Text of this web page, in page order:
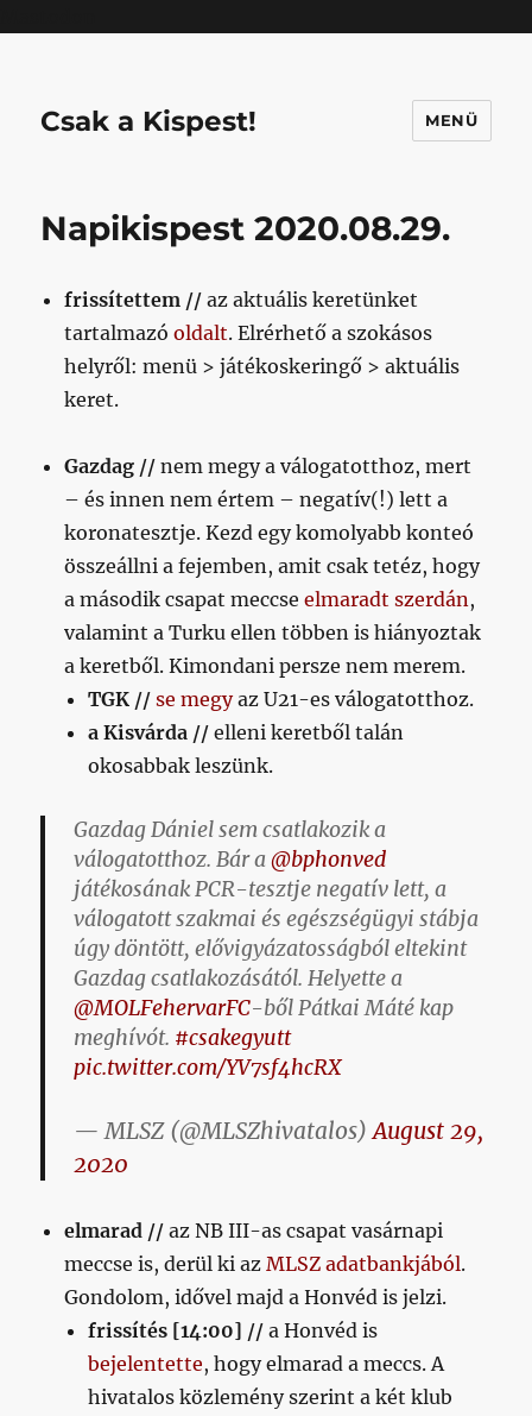
Csak a Kispest! MENÜ
Napikispest 2020.08.29.
frissítettem // az aktuális keretünket
tartalmazóoldalt. Elrérhető a szokásos
helyről: menü > játékoskeringő > aktuális
keret.
Gazdag //nem megy a válogatotthoz, mert
– és innen nem értem – negatív(!) lett a
koronatesztje. Kezd egy komolyabb konteó
összeállni a fejemben, amit csak tetéz, hogy
a második csapat meccseelmaradt szerdán,
valamint a Turku ellen többen is hiányoztak
a keretből. Kimondani persze nem merem.
TGK // se megyaz U21-es válogatotthoz.
a Kisvárda // elleni keretből talán
okosabbak leszünk.
Gazdag Dániel sem csatlakozik a
válogatotthoz. Bár a@bphonved
játékosának PCR-tesztje negatív lett, a
válogatott szakmai és egészségügyi stábja
úgy döntött, elővigyázatosságból eltekint
Gazdag csatlakozásától. Helyette a
@MOLFehervarFC-ből Pátkai Máté kap
meghívót. #csakegyutt
pic.twitter.com/YV7sf4hcRX
— MLSZ (@MLSZhivatalos)August 29,
2020
elmarad // az NB III-as csapat vasárnapi
meccse is, derül ki azMLSZ adatbankjából.
Gondolom, idővel majd a Honvéd is jelzi.
frissítés [14:00] //a Honvéd is
bejelentette, hogy elmarad a meccs. A
hivatalos közlemény szerint a két klub